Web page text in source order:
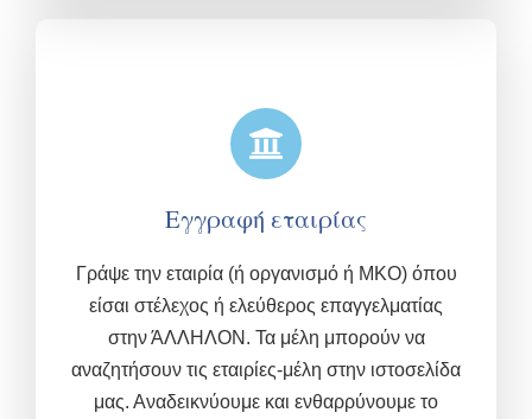
Εγγραφή εταιρίας
Γράψε την εταιρία (ή οργανισμό ή ΜΚΟ) όπου
είσαι στέλεχος ή ελεύθερος επαγγελματίας
στην ΆΛΛΗΛΟΝ. Τα μέλη μπορούν να
αναζητήσουν τις εταιρίες-μέλη στην ιστοσελίδα
μας. Αναδεικνύουμε και ενθαρρύνουμε το